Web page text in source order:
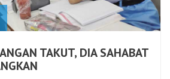
TAKUT, DIA SAHABAT